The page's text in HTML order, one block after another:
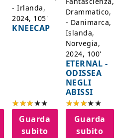
- Irlanda,
2024, 105'
KNEECAP
Guarda
subito
Drammatico,
- Danimarca,
Islanda,
Norvegia,
2024, 100'
ETERNAL -
ODISSEA
NEGLI
ABISSI
Guarda
subito